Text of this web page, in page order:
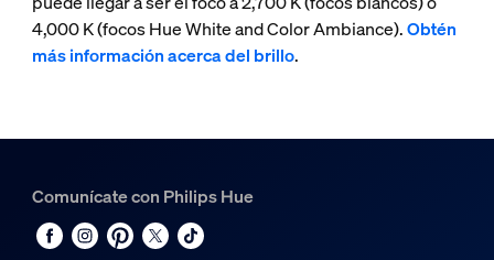
4,000 K (focos Hue White and Color Ambiance).Obtén
más información acerca del brillo.
Comunícate con Philips Hue